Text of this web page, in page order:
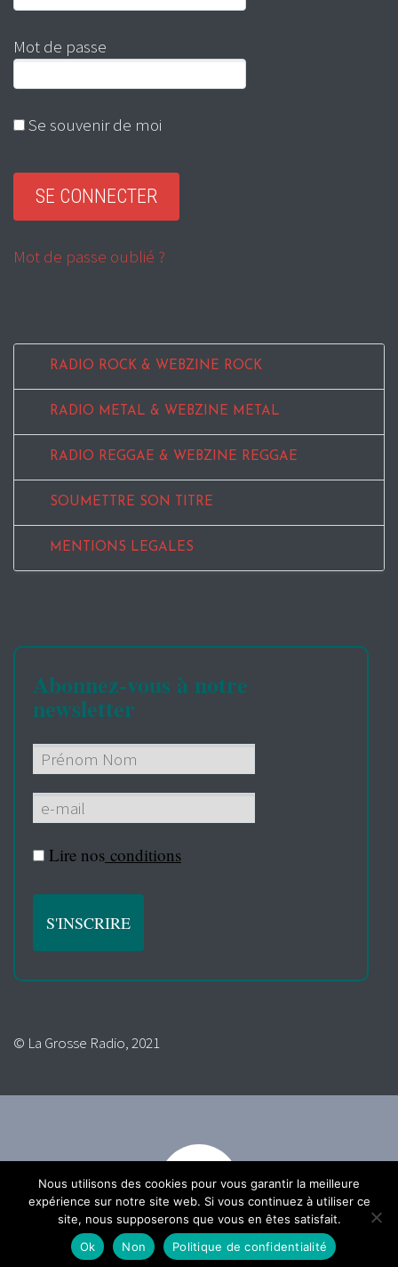
Mot de passe
Se souvenir de moi
Mot de passe oublié ?
RADIO ROCK & WEBZINE ROCK
RADIO METAL & WEBZINE METAL
RADIO REGGAE & WEBZINE REGGAE
SOUMETTRE SON TITRE
MENTIONS LEGALES
Abonnez-vous à notre
newsletter
Lire nos conditions
© La Grosse Radio, 2021
Nous utilisons des cookies pour vous garantir la meilleure
expérience sur notre site web. Si vous continuez à utiliser ce
site, nous supposerons que vous en êtes satisfait.
Ok
Non Politique de confidentialité